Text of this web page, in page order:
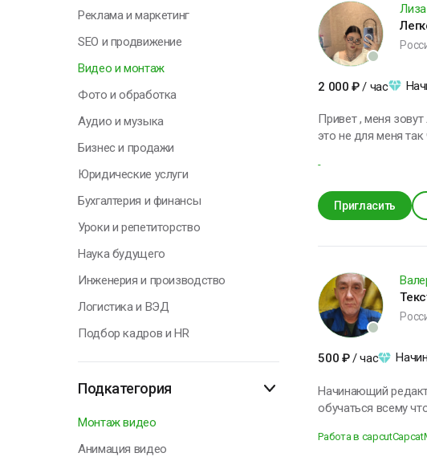
Реклама и маркетинг
SEO и продвижение
Видео и монтаж
Фото и обработка
Аудио и музыка
Бизнес и продажи
Юридические услуги
Бухгалтерия и финансы
Уроки и репетиторство
Наука будущего
Инженерия и производство
Логистика и ВЭД
Подбор кадров и HR
Подкатегория
Монтаж видео
Анимация видео
Я в
начинаю
прибор,
включаю
Лиза
2 000 ₽ / час
Привет , меня зовут Лиза В этой сфере я первый раз но я готова учится , я работала но
это не для меня
-
Пригласить
500 ₽ / час
Начинающий
обучаться всему
Работа в capcutCapcat